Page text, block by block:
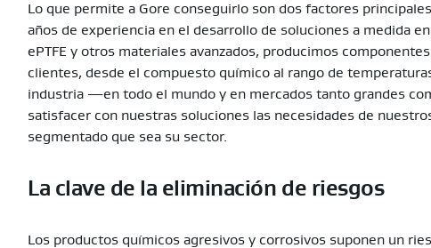
Lo que permite a Gore conseguirlo son dos factores
años de experiencia en el desarrollo de soluciones a medida
ePTFE y otros materiales avanzados, producimos
clientes, desde el compuesto químico al rango de
industria —en todo el mundo y en mercados tanto grandes
satisfacer con nuestras soluciones las necesidades de
segmentado que sea su sector.
La clave de la eliminación de riesgos
Los productos químicos agresivos y corrosivos suponen un